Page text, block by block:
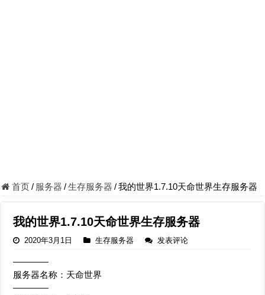
首页/ 服务器 /生存服务器 /我的世界1.7.10天命世界生存服务器
我的世界1.7.10天命世界生存服务器
2020年3月1日 生存服务器 发表评论
————
服务器名称：天命世界
————